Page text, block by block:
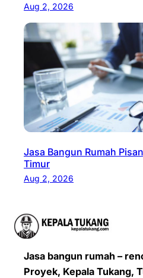
Aug 2, 2026
Jasa Bangun Rumah
Timur
Aug 2, 2026
Jasa bangun rumah –
Proyek, Kepala Tukang,